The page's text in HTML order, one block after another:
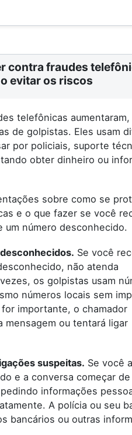
contra fraudes
evitar os riscos
telefônicas
de golpistas. Eles usam
por policiais, suporte
obter dinheiro ou
sobre como se
e o que fazer se você
um número desconhecido.
Se você
não atenda
os golpistas usam
números locais sem
importante, o chamador
mensagem ou tentará ligar
suspeitas. Se você
e a conversa começar
informações
A polícia ou seu
bancários ou outras